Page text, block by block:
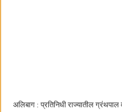
अलिबाग : प्रतिनिधी राज्यातील ग्रंथपाल